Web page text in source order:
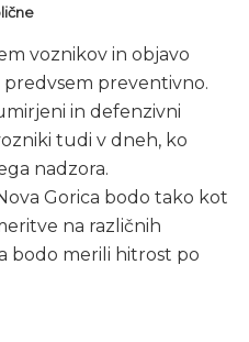
voznikov in objavo
predvsem preventivno.
in defenzivni
tudi v dneh, ko
nadzora.
Gorica bodo tako kot
na različnih
bodo merili hitrost po